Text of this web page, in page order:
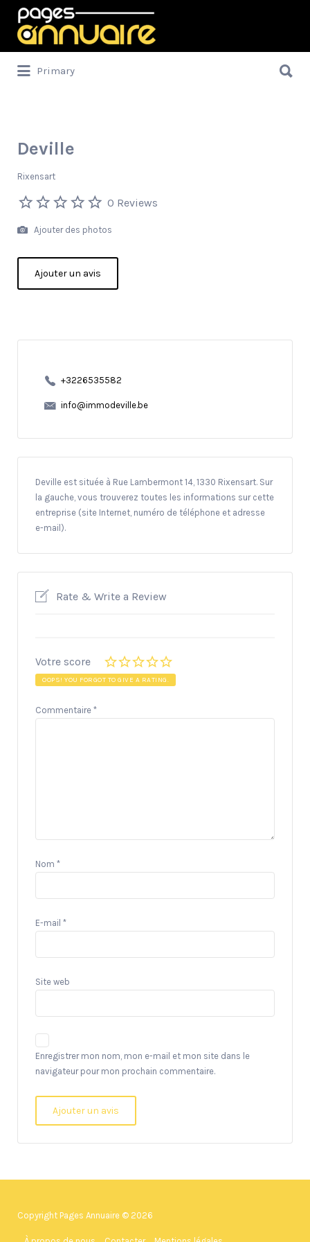
Rechercher:
Primary
Deville
Rixensart
0 Reviews
Ajouter des photos
Ajouter un avis
+3226535582
info@immodeville.be
Deville est située à Rue Lambermont 14, 1330 Rixensart. Sur
la gauche, vous trouverez toutes les informations sur cette
entreprise (site Internet, numéro de téléphone et adresse
e-mail).
Rate & Write a Review
Votre score
OOPS! YOU FORGOT TO GIVE A RATING.
Commentaire *
Nom *
E-mail *
Site web
Enregistrer mon nom, mon e-mail et mon site dans le
navigateur pour mon prochain commentaire.
Copyright Pages Annuaire © 2026